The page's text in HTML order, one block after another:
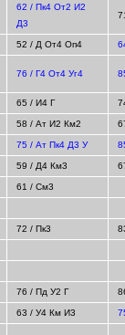
62 / Пк4 От2 И2
Д3
52 / Д От4 Оп4
76 / Г4 От4 Уг4
65 / И4 Г
58 / Ат И2 Км2
75 / Ат Пк4 Д3 У
59 / Д4 Км3
61 / См3
72 / Пк3
76 / Пд У2 Г
63 / У4 Км И3